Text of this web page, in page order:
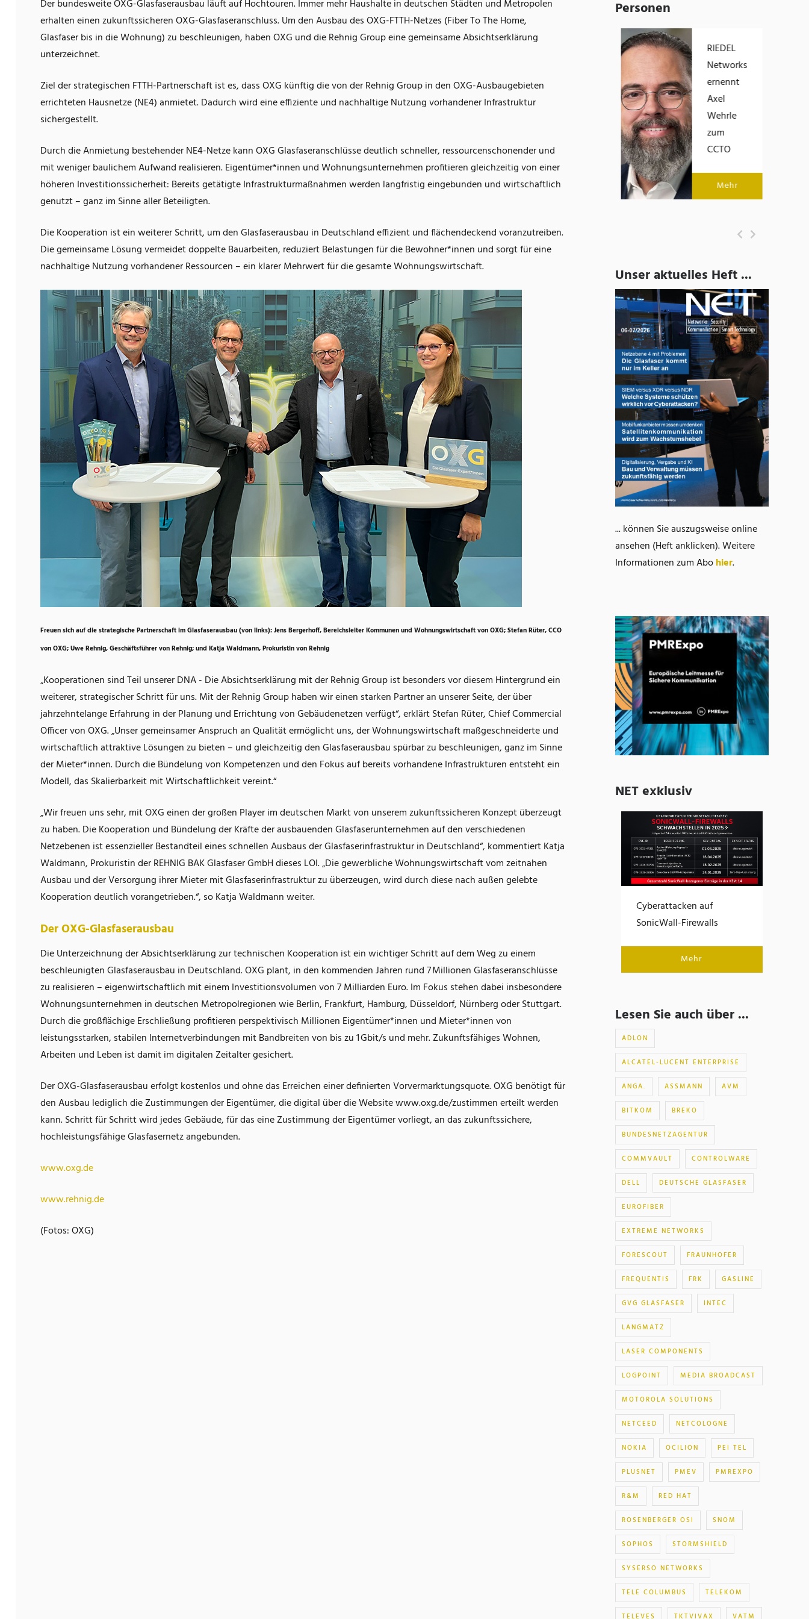
Personen
Geschäftsführung
RIEDEL
Networks
ernennt
Axel
Wehrle
zum
CCTO
Mehr
Unser aktuelles Heft ...
... können Sie auszugsweise online
ansehen (Heft anklicken). Weitere
Informationen zum Abohier.
NET exklusiv
Cyberattacken auf
SonicWall-Firewalls
Mehr
Lesen Sie auch über ...
ADLON
ALCATEL-LUCENT ENTERPRISE
ANGA. ASSMANN AVM
BITKOM BREKO
BUNDESNETZAGENTUR
COMMVAULT CONTROLWARE
DELL DEUTSCHE GLASFASER
EUROFIBER
EXTREME NETWORKS
FORESCOUT FRAUNHOFER
FREQUENTIS FRK GASLINE
GVG GLASFASER INTEC
LANGMATZ
LASER COMPONENTS
LOGPOINT MEDIA BROADCAST
MOTOROLA SOLUTIONS
NETCEED NETCOLOGNE
NOKIA OCILION PEI TEL
PLUSNET PMEV PMREXPO
R&M RED HAT
ROSENBERGER OSI SNOM
SOPHOS STORMSHIELD
SYSERSO NETWORKS
TELE COLUMBUS TELEKOM
TELEVES TKTVIVAX VATM
Der bundesweite OXG-Glasfaserausbau läuft auf Hochtouren. Immer mehr Haushalte in deutschen Städten und Metropolen
erhalten einen zukunftssicheren OXG-Glasfaseranschluss. Um den Ausbau des OXG-FTTH-Netzes (Fiber To The Home,
Glasfaser bis in die Wohnung) zu beschleunigen, haben OXG und die Rehnig Group eine gemeinsame Absichtserklärung
unterzeichnet.
Ziel der strategischen FTTH-Partnerschaft ist es, dass OXG künftig die von der Rehnig Group in den OXG-Ausbaugebieten
errichteten Hausnetze (NE4) anmietet. Dadurch wird eine effiziente und nachhaltige Nutzung vorhandener Infrastruktur
sichergestellt.
Durch die Anmietung bestehender NE4-Netze kann OXG Glasfaseranschlüsse deutlich schneller, ressourcenschonender und
mit weniger baulichem Aufwand realisieren. Eigentümer*innen und Wohnungsunternehmen profitieren gleichzeitig von einer
höheren Investitionssicherheit: Bereits getätigte Infrastrukturmaßnahmen werden langfristig eingebunden und wirtschaftlich
genutzt – ganz im Sinne aller Beteiligten.
Die Kooperation ist ein weiterer Schritt, um den Glasfaserausbau in Deutschland effizient und flächendeckend voranzutreiben.
Die gemeinsame Lösung vermeidet doppelte Bauarbeiten, reduziert Belastungen für die Bewohner*innen und sorgt für eine
nachhaltige Nutzung vorhandener Ressourcen – ein klarer Mehrwert für die gesamte Wohnungswirtschaft.
Freuen sich auf die strategische Partnerschaft im Glasfaserausbau (von links): Jens Bergerhoff, Bereichsleiter Kommunen und Wohnungswirtschaft von OXG; Stefan Rüter, CCO
von OXG; Uwe Rehnig, Geschäftsführer von Rehnig; und Katja Waldmann, Prokuristin von Rehnig
„Kooperationen sind Teil unserer DNA - Die Absichtserklärung mit der Rehnig Group ist besonders vor diesem Hintergrund ein
weiterer, strategischer Schritt für uns. Mit der Rehnig Group haben wir einen starken Partner an unserer Seite, der über
jahrzehntelange Erfahrung in der Planung und Errichtung von Gebäudenetzen verfügt“, erklärt Stefan Rüter, Chief Commercial
Officer von OXG. „Unser gemeinsamer Anspruch an Qualität ermöglicht uns, der Wohnungswirtschaft maßgeschneiderte und
wirtschaftlich attraktive Lösungen zu bieten – und gleichzeitig den Glasfaserausbau spürbar zu beschleunigen, ganz im Sinne
der Mieter*innen. Durch die Bündelung von Kompetenzen und den Fokus auf bereits vorhandene Infrastrukturen entsteht ein
Modell, das Skalierbarkeit mit Wirtschaftlichkeit vereint.“
„Wir freuen uns sehr, mit OXG einen der großen Player im deutschen Markt von unserem zukunftssicheren Konzept überzeugt
zu haben. Die Kooperation und Bündelung der Kräfte der ausbauenden Glasfaserunternehmen auf den verschiedenen
Netzebenen ist essenzieller Bestandteil eines schnellen Ausbaus der Glasfaserinfrastruktur in Deutschland“, kommentiert Katja
Waldmann, Prokuristin der REHNIG BAK Glasfaser GmbH dieses LOI. „Die gewerbliche Wohnungswirtschaft vom zeitnahen
Ausbau und der Versorgung ihrer Mieter mit Glasfaserinfrastruktur zu überzeugen, wird durch diese nach außen gelebte
Kooperation deutlich vorangetrieben.“, so Katja Waldmann weiter.
Der OXG-Glasfaserausbau
Die Unterzeichnung der Absichtserklärung zur technischen Kooperation ist ein wichtiger Schritt auf dem Weg zu einem
beschleunigten Glasfaserausbau in Deutschland. OXG plant, in den kommenden Jahren rund 7 Millionen Glasfaseranschlüsse
zu realisieren – eigenwirtschaftlich mit einem Investitionsvolumen von 7 Milliarden Euro. Im Fokus stehen dabei insbesondere
Wohnungsunternehmen in deutschen Metropolregionen wie Berlin, Frankfurt, Hamburg, Düsseldorf, Nürnberg oder Stuttgart.
Durch die großflächige Erschließung profitieren perspektivisch Millionen Eigentümer*innen und Mieter*innen von
leistungsstarken, stabilen Internetverbindungen mit Bandbreiten von bis zu 1 Gbit/s und mehr. Zukunftsfähiges Wohnen,
Arbeiten und Leben ist damit im digitalen Zeitalter gesichert.
Der OXG-Glasfaserausbau erfolgt kostenlos und ohne das Erreichen einer definierten Vorvermarktungsquote. OXG benötigt für
den Ausbau lediglich die Zustimmungen der Eigentümer, die digital über die Website www.oxg.de/zustimmen erteilt werden
kann. Schritt für Schritt wird jedes Gebäude, für das eine Zustimmung der Eigentümer vorliegt, an das zukunftssichere,
hochleistungsfähige Glasfasernetz angebunden.
www.oxg.de
www.rehnig.de
(Fotos: OXG)